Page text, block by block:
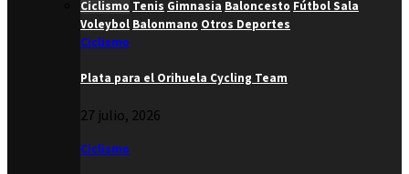
Ciclismo Tenis Gimnasia Baloncesto Fútbol Sala
Voleybol Balonmano Otros Deportes
Ciclismo
Plata para el Orihuela Cycling Team
27 julio, 2026
Ciclismo